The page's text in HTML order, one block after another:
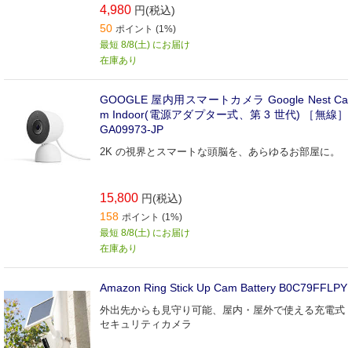
4,980 円(税込)
50 ポイント (1%)
最短 8/8(土) にお届け
在庫あり
GOOGLE 屋内用スマートカメラ Google Nest Ca
m Indoor(電源アダプター式、第 3 世代) ［無線］
GA09973-JP
2K の視界とスマートな頭脳を、あらゆるお部屋に。
15,800 円(税込)
158 ポイント (1%)
最短 8/8(土) にお届け
在庫あり
Amazon Ring Stick Up Cam Battery B0C79FFLPY
外出先からも見守り可能、屋内・屋外で使える充電式
セキュリティカメラ